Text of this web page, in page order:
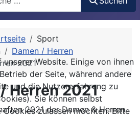
Sport
Damen / Herren
2021
Herren 2021
2021 der Damen & Herren
Website. Einige von ihnen
der Seite, während andere
und die Nutzererfahrung zu
Sie können selbst
zulassen möchten. Bitte